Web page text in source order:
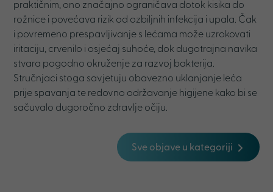
praktičnim, ono značajno ograničava dotok kisika do
rožnice i povećava rizik od ozbiljnih infekcija i upala. Čak
i povremeno prespavljivanje s lećama može uzrokovati
iritaciju, crvenilo i osjećaj suhoće, dok dugotrajna navika
stvara pogodno okruženje za razvoj bakterija.
Stručnjaci stoga savjetuju obavezno uklanjanje leća
prije spavanja te redovno održavanje higijene kako bi se
sačuvalo dugoročno zdravlje očiju.
Sve objave u kategoriji